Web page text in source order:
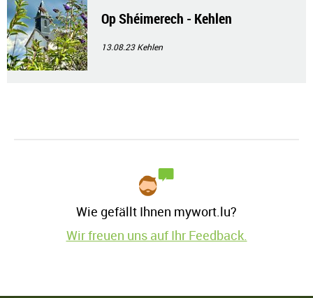
Op Shéimerech - Kehlen
13.08.23Kehlen
Wie gefällt Ihnen mywort.lu?
Wir freuen uns auf Ihr Feedback.